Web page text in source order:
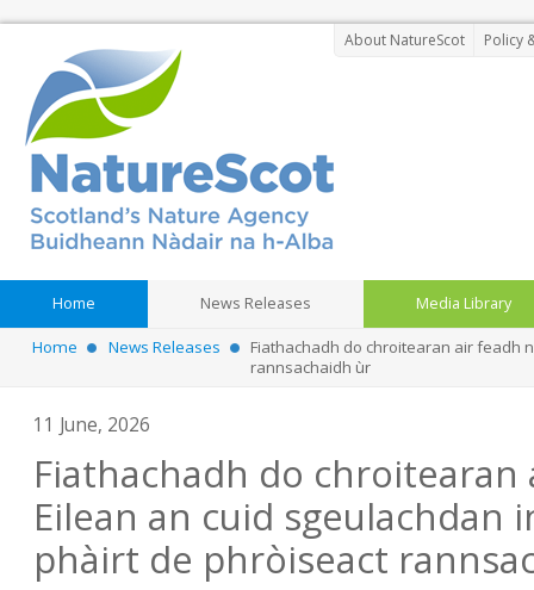
About NatureScot Policy
Home News Releases Media Library
Home News Releases
Fiathachadh do chroitearan air feadh
rannsachaidh ùr
11 June, 2026
Fiathachadh do
Eilean an cuid sgeulachdan
phàirt de phròiseact